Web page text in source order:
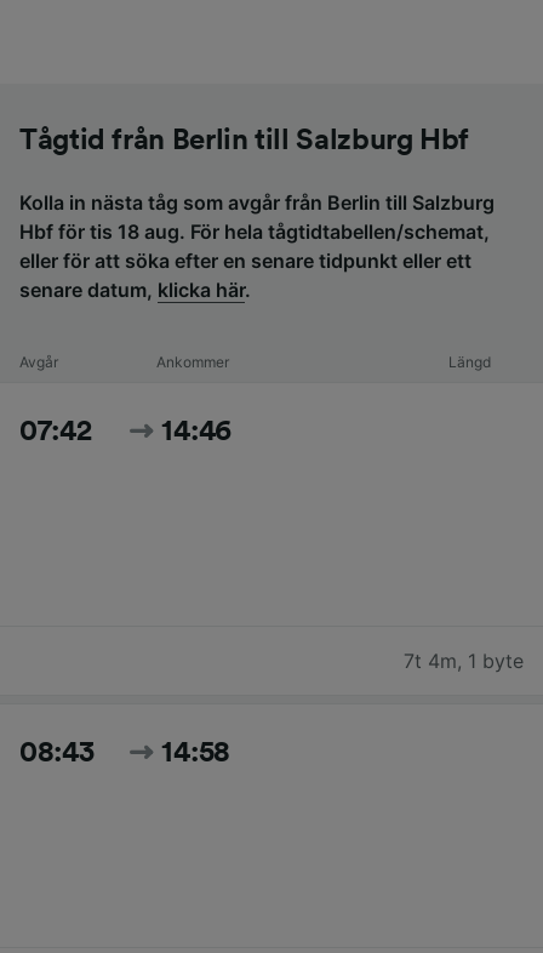
Tågtid från Berlin till Salzburg Hbf
Kolla in nästa tåg som avgår från Berlin till Salzburg
Hbf för tis 18 aug. För hela tågtidtabellen/schemat,
eller för att söka efter en senare tidpunkt eller ett
senare datum, klicka här.
Avgår Ankommer Längd
07:42 14:46
7t 4m, 1 byte
08:43 14:58